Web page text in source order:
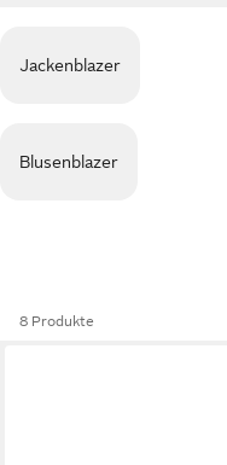
Jackenblazer
Blusenblazer
8 Produkte